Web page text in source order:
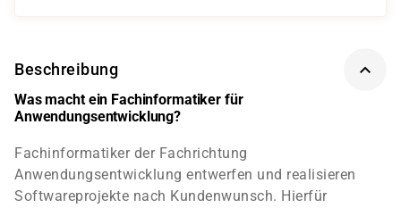
Beschreibung
Was macht ein Fachinformatiker für
Anwendungsentwicklung?
Fachinformatiker der Fachrichtung
Anwendungsentwicklung entwerfen und realisieren
Softwareprojekte nach Kundenwunsch. Hierfür